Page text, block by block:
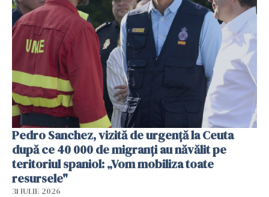
Pedro Sanchez, vizită de urgență la Ceuta
după ce 40 000 de migranți au năvălit pe
teritoriul spaniol: „Vom mobiliza toate
resursele"
31 IULIE 2026